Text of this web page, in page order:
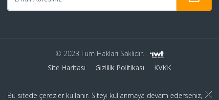
© 2023 Tüm Hakları Saklıdır.
Site Haritası
Gizlilik Politikası KVKK
Bu sitede çerezler kullanır. Siteyi kullanmaya devam ederseniz,